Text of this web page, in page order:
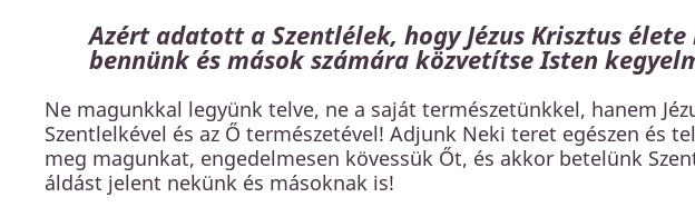
Azért adatott a Szentlélek, hogy Jézus Krisztus
bennünk és mások számára közvetítse Isten
Ne magunkkal legyünk telve, ne a saját természetünkkel, hanem
Szentlelkével és az Ő természetével! Adjunk Neki teret egészen és
meg magunkat, engedelmesen kövessük Őt, és akkor betelünk
áldást jelent nekünk és másoknak is!